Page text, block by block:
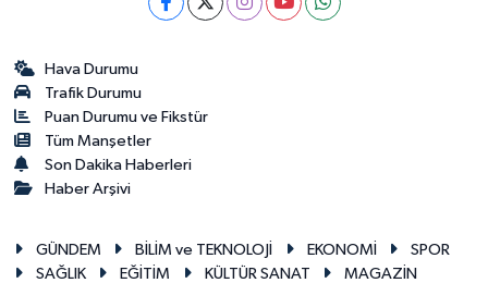
Hava Durumu
Trafik Durumu
Puan Durumu ve Fikstür
Tüm Manşetler
Son Dakika Haberleri
Haber Arşivi
GÜNDEM BİLİM ve TEKNOLOJİ EKONOMİ
SPOR
SAĞLIK
EĞİTİM KÜLTÜR SANAT
MAGAZİN